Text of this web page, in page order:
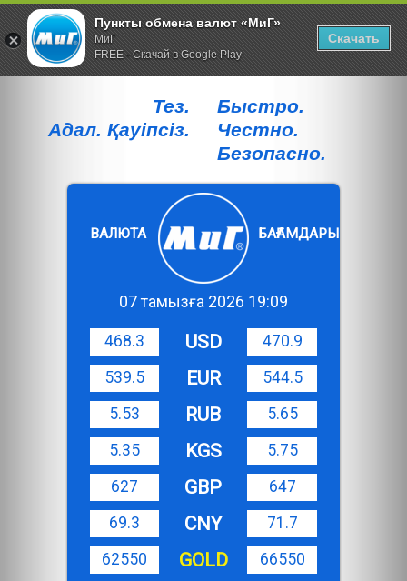
Тез.
Адал. Қауiпсiз.
Быстро.
Честно.
Безопасно.
ВАЛЮТА БАҒАМДАРЫ
07 тамызға 2026 19:09
468.3 USD
470.9
539.5
EUR
544.5
5.53
RUB
5.65
5.35
KGS
5.75
627
GBP
647
69.3
CNY
71.7
62550
GOLD 66550
Пункты обмена валют «МиГ»
МиГ
FREE - Скачай в Google Play
Скачать